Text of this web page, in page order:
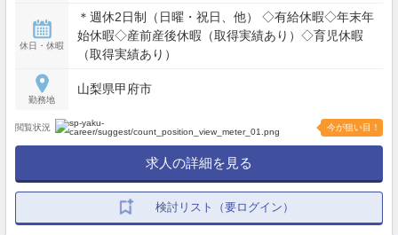
休日・休暇
＊週休2日制（日曜・祝日、他） ◇有給休暇◇年末年
始休暇◇産前産後休暇（取得実績あり）◇育児休暇
（取得実績あり）
勤務地
山梨県甲府市
閲覧状況 今が狙い目！
求人の詳細を見る
検討リスト（要ログイン）